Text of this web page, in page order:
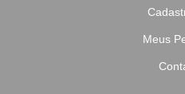
Meus